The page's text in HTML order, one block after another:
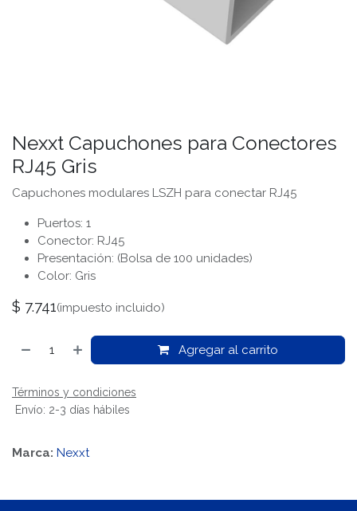
Nexxt Capuchones para Conectores
RJ45 Gris
Capuchones modulares LSZH para conectar RJ45
Puertos: 1
Conector: RJ45
Presentación: (Bolsa de 100 unidades)
Color: Gris
$ 7.741(impuesto incluido)
Agregar al carrito
Términos y condiciones
Envío: 2-3 días hábiles
Marca: Nexxt